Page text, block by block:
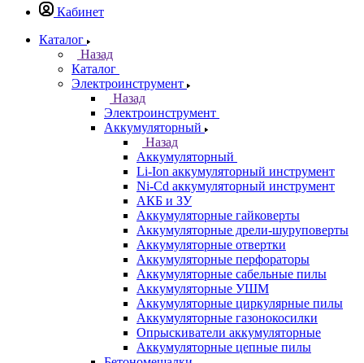
Кабинет
Каталог
Назад
Каталог
Электроинструмент
Назад
Электроинструмент
Аккумуляторный
Назад
Аккумуляторный
Li-Ion аккумуляторный инструмент
Ni-Cd аккумуляторный инструмент
АКБ и ЗУ
Аккумуляторные гайковерты
Аккумуляторные дрели-шуруповерты
Аккумуляторные отвертки
Аккумуляторные перфораторы
Аккумуляторные сабельные пилы
Аккумуляторные УШМ
Аккумуляторные циркулярные пилы
Аккумуляторные газонокосилки
Опрыскиватели аккумуляторные
Аккумуляторные цепные пилы